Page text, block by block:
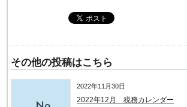
その他の投稿はこちら
2022年11月30日
2022年12月 税務カレンダー